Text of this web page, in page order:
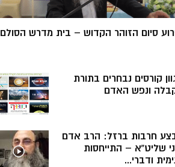
סיום הזוהר הקדוש – בית מדרש הסולם
קורסים נבחרים בתורת
ונפש האדם
חרבות ברזל: הרב אדם
שליט”א – התייחסות
ודברי...